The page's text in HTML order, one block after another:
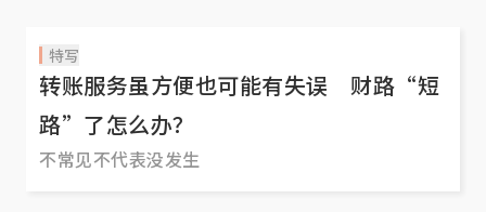
特写
转账服务虽方便也可能有失误 财路“短
路”了怎么办？
不常见不代表没发生